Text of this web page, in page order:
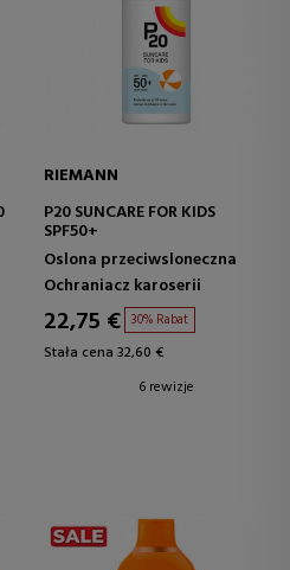
RIEMANN
P20 SUNCARE FOR KIDS
SPF50+
Oslona przeciwsloneczna
Ochraniacz karoserii
22,75 € 30% Rabat
Stała cena 32,60 €
6 rewizje